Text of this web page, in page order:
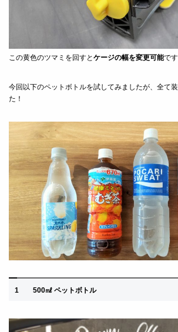
この黄色のツマミを回すとケージの幅を変更可能です
今回以下のペットボトルを試してみましたが、全て
た！
1 500㎖ ペットボトル